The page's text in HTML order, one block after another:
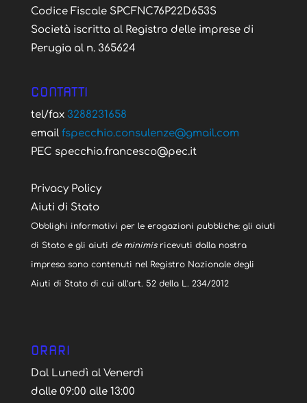
Codice Fiscale SPCFNC76P22D653S
Società iscritta al Registro delle imprese di
Perugia al n. 365624
CONTATTI
tel/fax 3288231658
email fspecchio.consulenze@gmail.com
PEC specchio.francesco@pec.it
Privacy Policy
Aiuti di Stato
Obblighi informativi per le erogazioni pubbliche: gli aiuti
di Stato e gli aiuti de minimisricevuti dalla nostra
impresa sono contenuti nel Registro Nazionale degli
Aiuti di Stato di cui all’art. 52 della L. 234/2012
ORARI
Dal Lunedì al Venerdì
dalle 09:00 alle 13:00